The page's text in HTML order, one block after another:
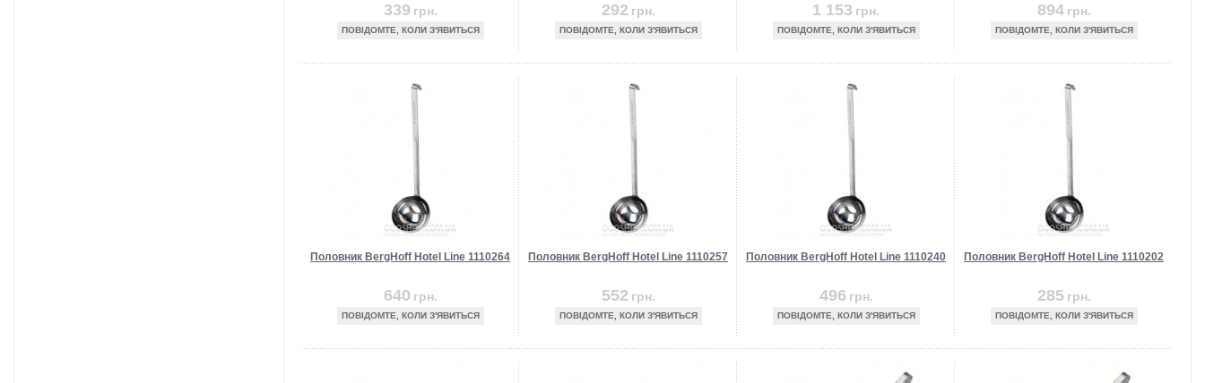
339 грн.
ПОВІДОМТЕ, КОЛИ З'ЯВИТЬСЯ
292 грн.
ПОВІДОМТЕ, КОЛИ З'ЯВИТЬСЯ
1 153 грн.
ПОВІДОМТЕ, КОЛИ З'ЯВИТЬСЯ
894 грн.
ПОВІДОМТЕ, КОЛИ З'ЯВИТЬСЯ
Половник BergHoff Hotel Line 1110264
640 грн.
ПОВІДОМТЕ, КОЛИ З'ЯВИТЬСЯ
Половник BergHoff Hotel Line 1110257
552 грн.
ПОВІДОМТЕ, КОЛИ З'ЯВИТЬСЯ
Половник BergHoff Hotel Line 1110240
496 грн.
ПОВІДОМТЕ, КОЛИ З'ЯВИТЬСЯ
Половник BergHoff Hotel Line 1110202
285 грн.
ПОВІДОМТЕ, КОЛИ З'ЯВИТЬСЯ